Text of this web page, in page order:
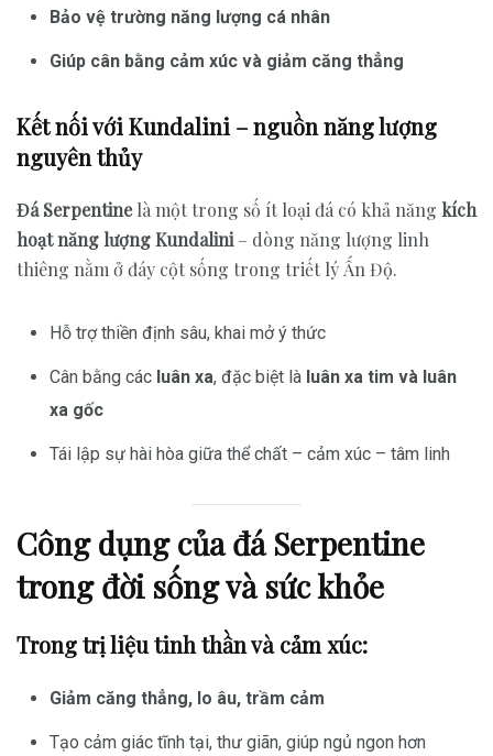
Bảo vệ trường năng lượng cá nhân
Giúp cân bằng cảm xúc và giảm căng thẳng
Kết nối với Kundalini – nguồn năng lượng
nguyên thủy
Đá Serpentinelà một trong số ít loại đá có khả năng kích
hoạt năng lượng Kundalini – dòng năng lượng linh
thiêng nằm ở đáy cột sống trong triết lý Ấn Độ.
Hỗ trợ thiền định sâu, khai mở ý thức
Cân bằng các luân xa, đặc biệt là luân xa tim và luân
xa gốc
Tái lập sự hài hòa giữa thể chất – cảm xúc – tâm linh
Công dụng của đá Serpentine
trong đời sống và sức khỏe
Trong trị liệu tinh thần và cảm xúc:
Giảm căng thẳng, lo âu, trầm cảm
Tạo cảm giác tĩnh tại, thư giãn, giúp ngủ ngon hơn